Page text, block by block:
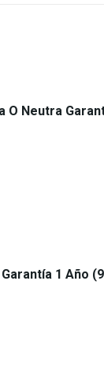
O Neutra
1 Año